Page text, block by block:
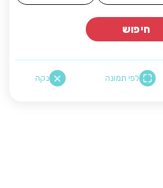
חיפוש
לפי תמונה נקה